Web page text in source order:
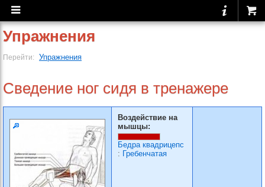
Упражнения
Перейти: Упражнения
Сведение ног сидя в тренажере
Воздействие на
мышцы:
Бедра квадрицепс
: Гребенчатая